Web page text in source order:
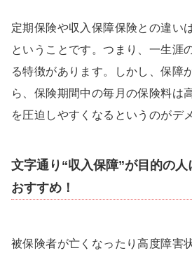
定期保険や収入保障保険との違い
ということです。つまり、一生涯
る特徴があります。しかし、保障
ら、保険期間中の毎月の保険料は
を圧迫しやすくなるというのがデ
文字通り“収入保障”が目的の
おすすめ！
被保険者が亡くなったり高度障害